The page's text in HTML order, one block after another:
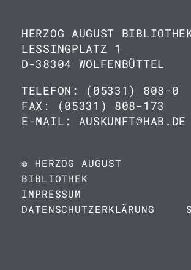
HERZOG AUGUST
LESSINGPLATZ 1
D-38304 WOLFENBÜTTEL
TELEFON: (05331) 808-0
FAX: (05331) 808-173
E-MAIL: AUSKUNFT@HAB.DE
© HERZOG AUGUST
BIBLIOTHEK
IMPRESSUM
DATENSCHUTZERKLÄRUNG